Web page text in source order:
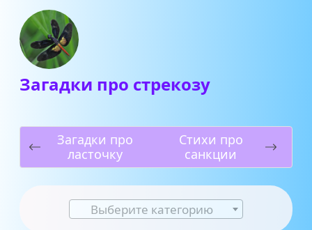
Загадки про стрекозу
Загадки про
ласточку
Стихи про
санкции
Выберите категорию